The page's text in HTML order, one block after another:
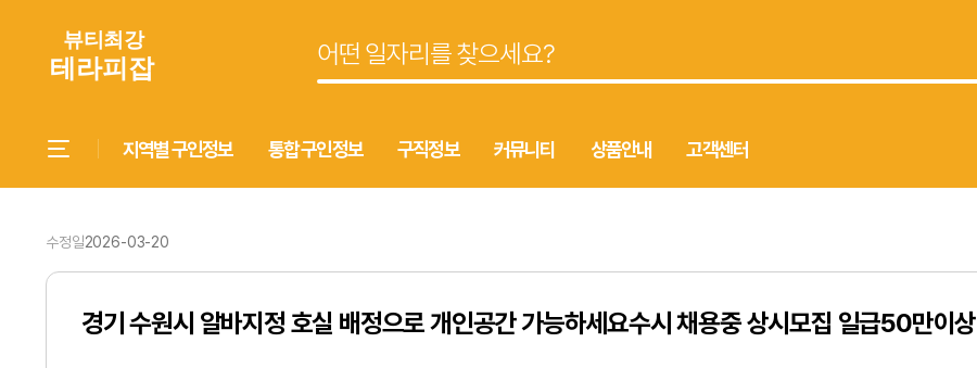
지역별 구인정보 통합 구인정보 구직정보 커뮤니티 상품안내 고객센터
수정일2026-03-20
경기 수원시 알바지정 호실 배정으로 개인공간 가능하세요수시 채용중 상시모집 일급50만이상